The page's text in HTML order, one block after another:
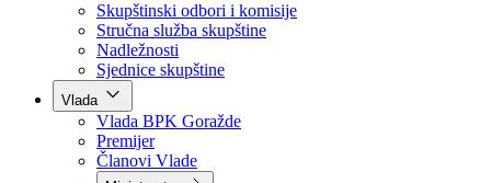
Poslanici po strankama
Poslanici po klubovima naroda
Kolegij skupštine
Skupštinski odbori i komisije
Stručna služba skupštine
Nadležnosti
Sjednice skupštine
Vlada